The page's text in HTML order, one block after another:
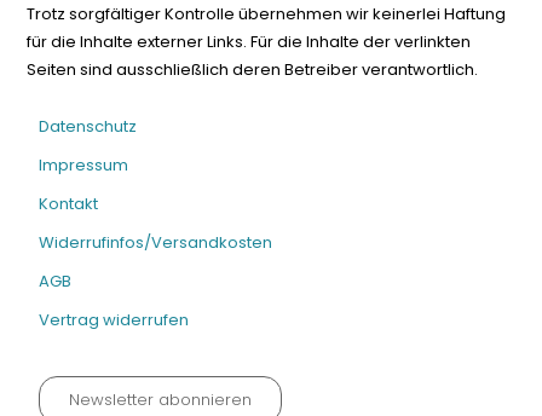
Trotz sorgfältiger Kontrolle übernehmen wir keinerlei Haftung
für die Inhalte externer Links. Für die Inhalte der verlinkten
Seiten sind ausschließlich deren Betreiber verantwortlich.
Datenschutz
Impressum
Kontakt
Widerrufinfos/Versandkosten
AGB
Vertrag widerrufen
Newsletter abonnieren